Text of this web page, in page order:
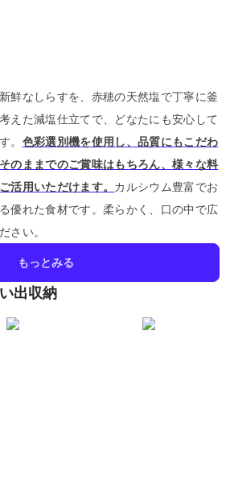
鮮なしらすを、赤穂の天然塩で丁寧に釜
えた減塩仕立てで、どなたにも安心して
。 色彩選別機を使用し、品質にもこだわ
のままでのご賞味はもちろん、様々な料
活用いただけます。 カルシウム豊富でお
優れた食材です。 柔らかく、口の中で広
さい。
もっとみる
出収納